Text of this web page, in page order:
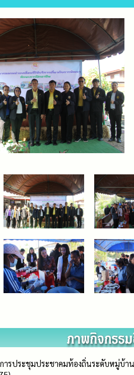
การประชุมประชาคมท้องถิ่นระดับหมู่บ้